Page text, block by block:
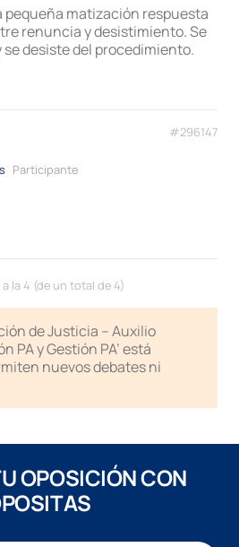
pequeña matización respuesta
renuncia y desistimiento. Se
desiste del procedimiento.
#296147
Participante
la 4 (de un total de 4)
de Justicia – Auxilio
PA y Gestión PA’ está
nuevos debates ni
OPOSICIÓN CON